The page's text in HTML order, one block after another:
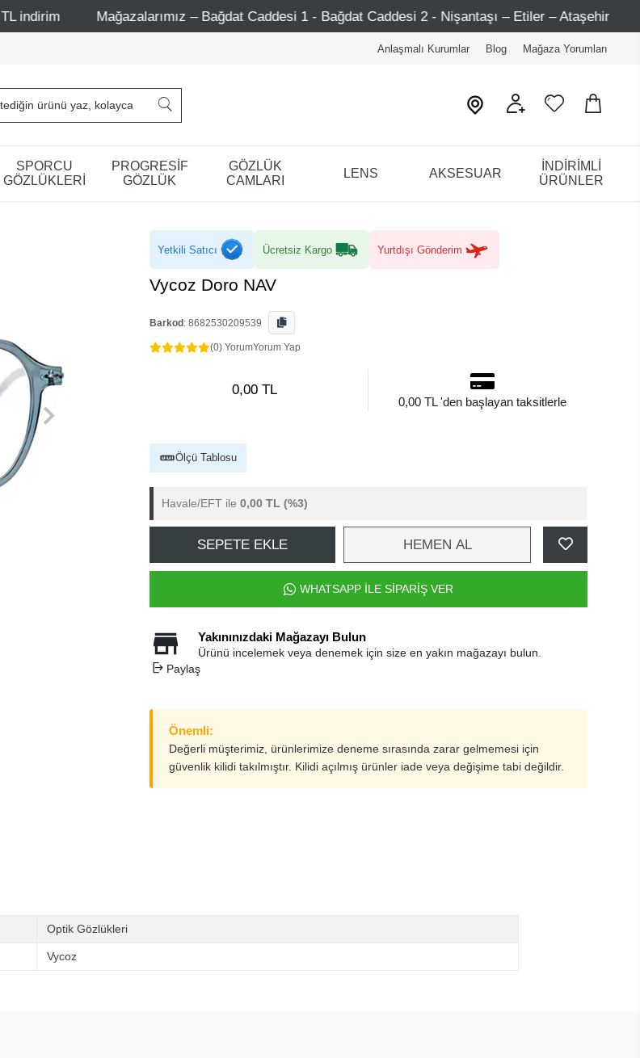
Mağazalarımız – Bağdat Caddesi 1 - Bağdat Caddesi 2 - Nişantaşı – Etiler – Ataşehir 750 TL Üzeri
Anlaşmalı Kurumlar Blog Mağaza Yorumları
SPORCU
GÖZLÜKLERİ
PROGRESİF
GÖZLÜK
GÖZLÜK
CAMLARI
LENS AKSESUAR
İNDİRİMLİ
ÜRÜNLER
Yetkili Satıcı Ücretsiz Kargo Yurtdışı Gönderim
Vycoz Doro NAV
Barkod : 8682530209539
(0) YorumYorum Yap
0,00 TL
0,00 TL 'den başlayan taksitlerle
Ölçü Tablosu
Havale/EFT ile 0,00 TL (%3)
SEPETE EKLE HEMEN AL
WHATSAPP İLE SİPARİŞ VER
Yakınınızdaki Mağazayı Bulun
Ürünü incelemek veya denemek için size en yakın mağazayı bulun.
Paylaş
Önemli:
Değerli müşterimiz, ürünlerimize deneme sırasında zarar gelmemesi için
güvenlik kilidi takılmıştır. Kilidi açılmış ürünler iade veya değişime tabi değildir.
Optik Gözlükleri
Vycoz